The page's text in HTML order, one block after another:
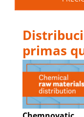
primas